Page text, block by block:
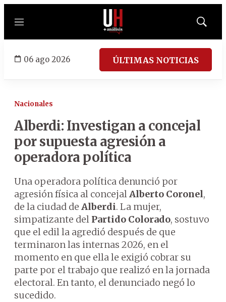
Menú
Mostrar
06 ago 2026 ÚLTIMAS NOTICIAS
Nacionales
Alberdi: Investigan a concejal
por supuesta agresión a
operadora política
Una operadora política denunció por
agresión física al concejalAlberto Coronel,
de la ciudad de Alberdi. La mujer,
simpatizante del Partido Colorado, sostuvo
que el edil la agredió después de que
terminaron las internas 2026, en el
momento en que ella le exigió cobrar su
parte por el trabajo que realizó en la jornada
electoral. En tanto, el denunciado negó lo
sucedido.